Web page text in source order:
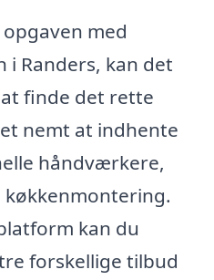
med
i Randers, kan det
finde det rette
nemt at indhente
håndværkere,
køkkenmontering.
kan du
forskellige tilbud